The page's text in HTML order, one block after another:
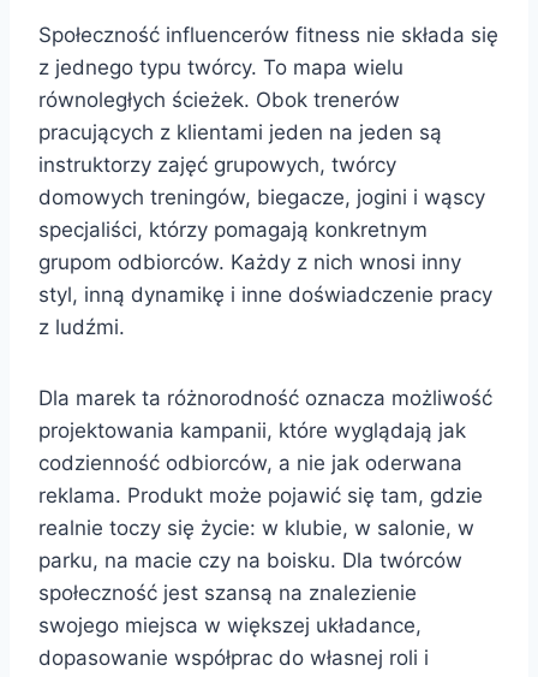
Społeczność influencerów fitness nie składa się
z jednego typu twórcy. To mapa wielu
równoległych ścieżek. Obok trenerów
pracujących z klientami jeden na jeden są
instruktorzy zajęć grupowych, twórcy
domowych treningów, biegacze, jogini i wąscy
specjaliści, którzy pomagają konkretnym
grupom odbiorców. Każdy z nich wnosi inny
styl, inną dynamikę i inne doświadczenie pracy
z ludźmi.
Dla marek ta różnorodność oznacza możliwość
projektowania kampanii, które wyglądają jak
codzienność odbiorców, a nie jak oderwana
reklama. Produkt może pojawić się tam, gdzie
realnie toczy się życie: w klubie, w salonie, w
parku, na macie czy na boisku. Dla twórców
społeczność jest szansą na znalezienie
swojego miejsca w większej układance,
dopasowanie współprac do własnej roli i